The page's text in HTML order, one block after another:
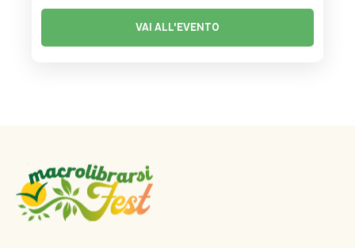
VAI ALL'EVENTO